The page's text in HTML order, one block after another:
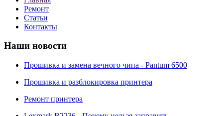
Ремонт
Статьи
Контакты
Наши новости
Прошивка и замена вечного чипа - Pantum 6500
Прошивка и разблокировка принтера
Ремонт принтера